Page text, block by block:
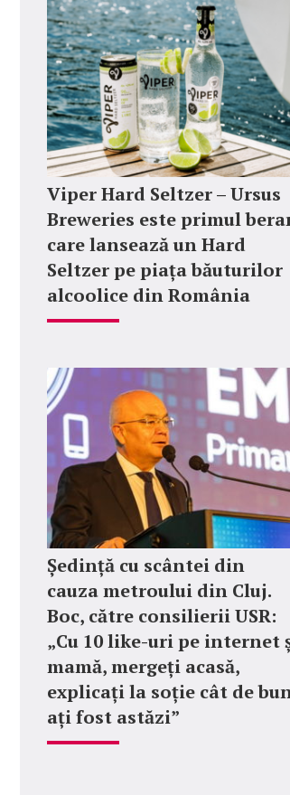
Viper Hard Seltzer – Ursus
Breweries este primul
care lansează un Hard
Seltzer pe piața băuturilor
alcoolice din România
Ședință cu scântei din
cauza metroului din Cluj.
Boc, către consilierii USR:
„Cu 10 like-uri pe internet
mamă, mergeți acasă,
explicați la soție cât de
ați fost astăzi”